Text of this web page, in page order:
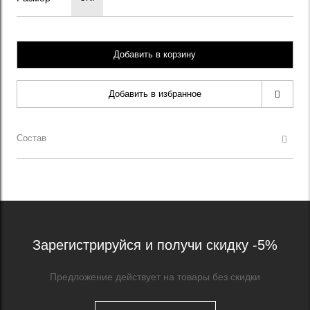
Добавить в корзину
Добавить в избранное
Состав
Зарегистрируйся и получи скидку -5%
Предложение действует на товары без скидки